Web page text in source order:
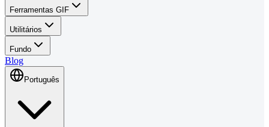
Ferramentas GIF
Utilitários
Fundo
Blog
Português